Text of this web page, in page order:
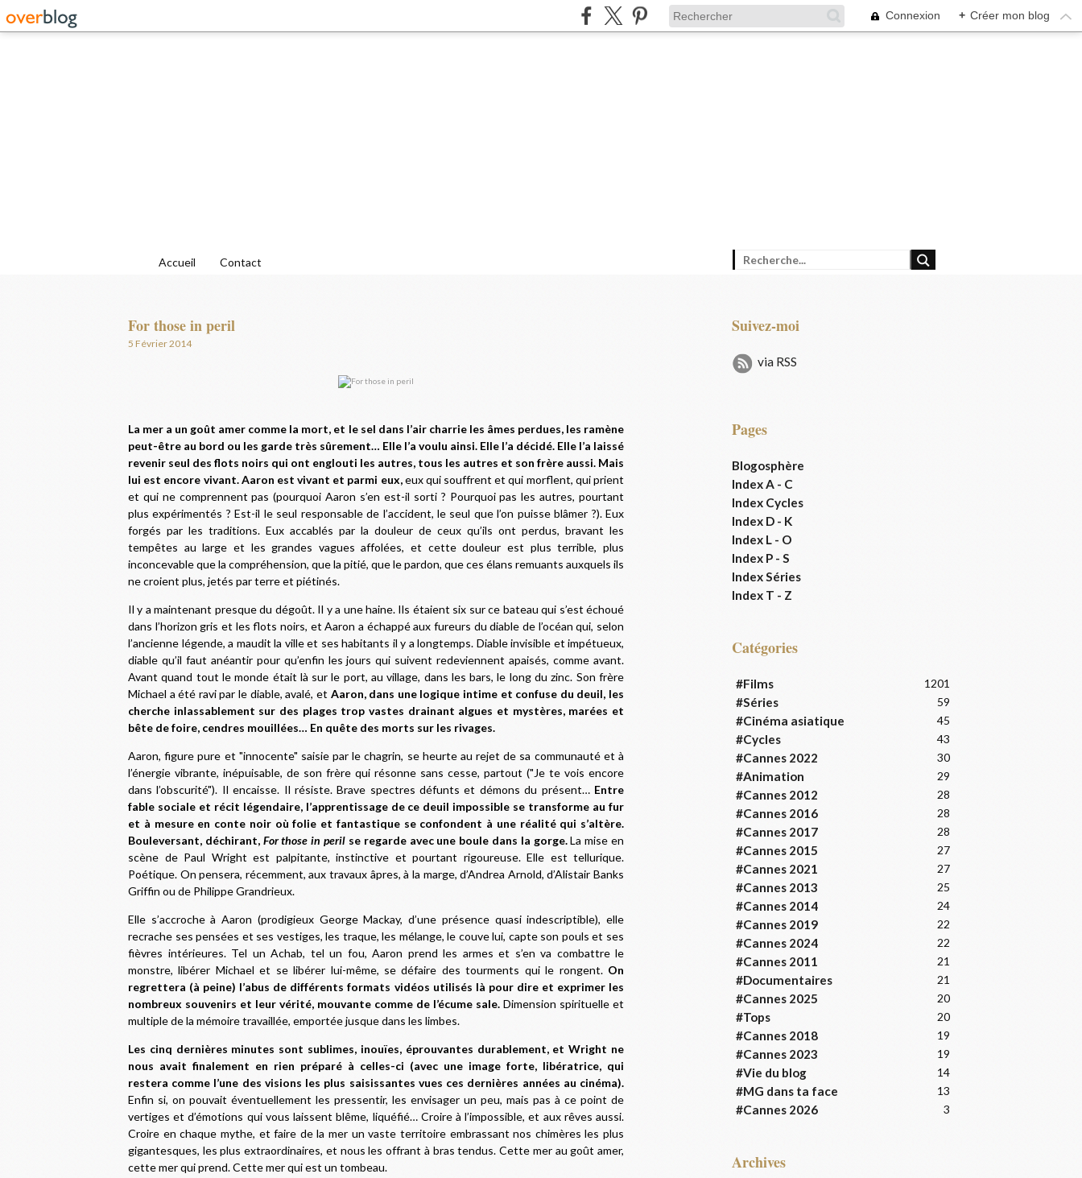
Connexion + Créer mon blog
Accueil Contact
For those in peril
5 Février 2014
La mer a un goût amer comme la mort, et le sel dans l’air charrie les âmes perdues, les ramène
peut-être au bord ou les garde très sûrement… Elle l’a voulu ainsi. Elle l’a décidé. Elle l’a laissé
revenir seul des flots noirs qui ont englouti les autres, tous les autres et son frère aussi. Mais
lui est encore vivant. Aaron est vivant et parmi eux,eux qui souffrent et qui morflent, qui prient
et qui ne comprennent pas (pourquoi Aaron s’en est-il sorti ? Pourquoi pas les autres, pourtant
plus expérimentés ? Est-il le seul responsable de l’accident, le seul que l’on puisse blâmer ?). Eux
forgés par les traditions. Eux accablés par la douleur de ceux qu’ils ont perdus, bravant les
tempêtes au large et les grandes vagues affolées, et cette douleur est plus terrible, plus
inconcevable que la compréhension, que la pitié, que le pardon, que ces élans remuants auxquels ils
ne croient plus, jetés par terre et piétinés.
Il y a maintenant presque du dégoût. Il y a une haine. Ils étaient six sur ce bateau qui s’est échoué
dans l’horizon gris et les flots noirs, et Aaron a échappé aux fureurs du diable de l’océan qui, selon
l’ancienne légende, a maudit la ville et ses habitants il y a longtemps. Diable invisible et impétueux,
diable qu’il faut anéantir pour qu’enfin les jours qui suivent redeviennent apaisés, comme avant.
Avant quand tout le monde était là sur le port, au village, dans les bars, le long du zinc. Son frère
Michael a été ravi par le diable, avalé, et Aaron, dans une logique intime et confuse du deuil, les
cherche inlassablement sur des plages trop vastes drainant algues et mystères, marées et
bête de foire, cendres mouillées… En quête des morts sur les rivages.
Aaron, figure pure et "innocente" saisie par le chagrin, se heurte au rejet de sa communauté et à
l’énergie vibrante, inépuisable, de son frère qui résonne sans cesse, partout ("Je te vois encore
dans l’obscurité"). Il encaisse. Il résiste. Brave spectres défunts et démons du présent… Entre
fable sociale et récit légendaire, l’apprentissage de ce deuil impossible se transforme au fur
et à mesure en conte noir où folie et fantastique se confondent à une réalité qui s’altère.
Bouleversant, déchirant, For those in peril se regarde avec une boule dans la gorge.La mise en
scène de Paul Wright est palpitante, instinctive et pourtant rigoureuse. Elle est tellurique.
Poétique. On pensera, récemment, aux travaux âpres, à la marge, d’Andrea Arnold, d’Alistair Banks
Griffin ou de Philippe Grandrieux.
Elle s’accroche à Aaron (prodigieux George Mackay, d’une présence quasi indescriptible), elle
recrache ses pensées et ses vestiges, les traque, les mélange, le couve lui, capte son pouls et ses
fièvres intérieures. Tel un Achab, tel un fou, Aaron prend les armes et s’en va combattre le
monstre, libérer Michael et se libérer lui-même, se défaire des tourments qui le rongent. On
regrettera (à peine) l’abus de différents formats vidéos utilisés là pour dire et exprimer les
nombreux souvenirs et leur vérité, mouvante comme de l’écume sale. Dimension spirituelle et
multiple de la mémoire travaillée, emportée jusque dans les limbes.
Les cinq dernières minutes sont sublimes, inouïes, éprouvantes durablement, et Wright ne
nous avait finalement en rien préparé à celles-ci (avec une image forte, libératrice, qui
restera comme l’une des visions les plus saisissantes vues ces dernières années au cinéma).
Enfin si, on pouvait éventuellement les pressentir, les envisager un peu, mais pas à ce point de
vertiges et d’émotions qui vous laissent blême, liquéfié… Croire à l’impossible, et aux rêves aussi.
Croire en chaque mythe, et faire de la mer un vaste territoire embrassant nos chimères les plus
gigantesques, les plus extraordinaires, et nous les offrant à bras tendus. Cette mer au goût amer,
cette mer qui prend. Cette mer qui est un tombeau.
Suivez-moi
via RSS
Pages
Blogosphère
Index A - C
Index Cycles
Index D - K
Index L - O
Index P - S
Index Séries
Index T - Z
Catégories
#Films 1201
#Séries 59
#Cinéma asiatique 45
#Cycles 43
#Cannes 2022 30
#Animation 29
#Cannes 2012 28
#Cannes 2016 28
#Cannes 2017 28
#Cannes 2015 27
#Cannes 2021 27
#Cannes 2013 25
#Cannes 2014 24
#Cannes 2019 22
#Cannes 2024 22
#Cannes 2011 21
#Documentaires 21
#Cannes 2025 20
#Tops 20
#Cannes 2018 19
#Cannes 2023 19
#Vie du blog 14
#MG dans ta face 13
#Cannes 2026 3
Archives